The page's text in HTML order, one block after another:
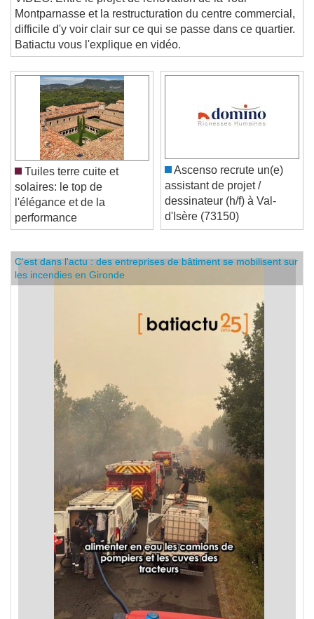
VIDÉO. Entre le projet de rénovation de la Tour
Montparnasse et la restructuration du centre commercial,
difficile d'y voir clair sur ce qui se passe dans ce quartier.
Batiactu vous l'explique en vidéo.
Tuiles terre cuite et
solaires: le top de
l'élégance et de la
performance
Ascenso recrute un(e)
assistant de projet /
dessinateur (h/f) à Val-
d'Isère (73150)
C'est dans l'actu : des entreprises de bâtiment se mobilisent sur
les incendies en Gironde